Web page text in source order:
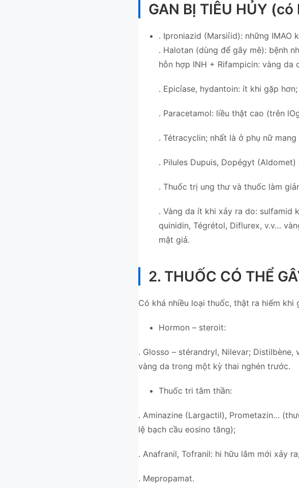
GAN BỊ TIÊU HỦY
. Iproniazid (Marsiỉid): những IMAO
. Halotan (dùng để gây mê): bệnh
hỗn hợp INH + Rifampicin: vàng
. Epicỉase, hydantoin: ít khi gặp hơn;
. Paracetamol: liều thật cao (trên
. Tétracyclin; nhất là ở phụ nữ
. Pilules Dupuis, Dopégyt
. Thuốc trị ung thư và thuốc làm
. Vàng da ít khi xảy ra do: sulfamid
quinidin, Tégrétol, Diflurex, v.v…
mật giả.
2. THUỐC CÓ THỂ
Có khá nhiều loại thuốc, thật ra hiếm khi
Hormon – steroit:
. Glosso – stérandryl, Nilevar;
vàng da trong một kỳ thai nghén trước.
Thuốc tri tâm thần:
. Aminazine (Largactil), Prometazin…
lệ bạch cầu eosino tăng);
. Anafranil, Tofranil: hi hữu lắm mới xảy
. Mepropamat.